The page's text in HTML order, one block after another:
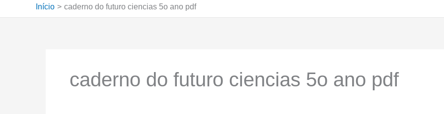
Início caderno do futuro ciencias 5o ano pdf
caderno do futuro ciencias 5o ano pdf